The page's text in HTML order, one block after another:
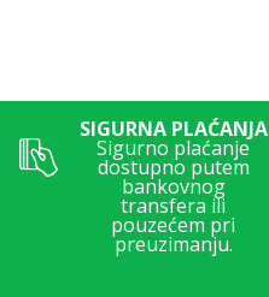
SIGURNA PLAĆANJA
Sigurno plaćanje
dostupno putem
bankovnog
transfera ili
pouzećem pri
preuzimanju.